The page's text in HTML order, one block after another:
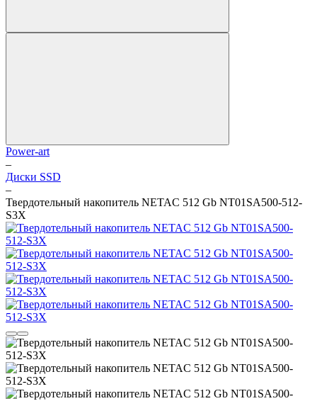
Power-art
–
Диски SSD
–
Твердотельный накопитель NETAC 512 Gb NT01SA500-512-
S3X